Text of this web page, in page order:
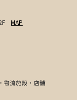
MAP
物流施設・店舗